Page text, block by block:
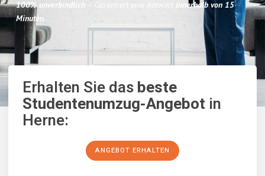
100% unverbindlich – Garantiert eine Antwort innerhalb von 15
Minuten.
Erhalten Sie dasbeste
Studentenumzug-Angebot in
Herne:
ANGEBOT ERHALTEN